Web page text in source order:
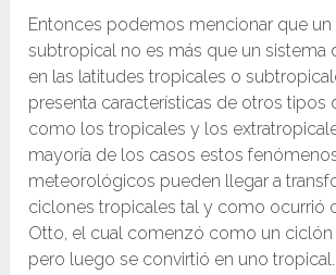
Entonces podemos mencionar que
subtropical no es más que un sistema
en las latitudes tropicales o
presenta características de otros tipos
como los tropicales y los
mayoría de los casos estos
meteorológicos pueden llegar a
ciclones tropicales tal y como ocurrió
Otto, el cual comenzó como un
pero luego se convirtió en uno tropical.